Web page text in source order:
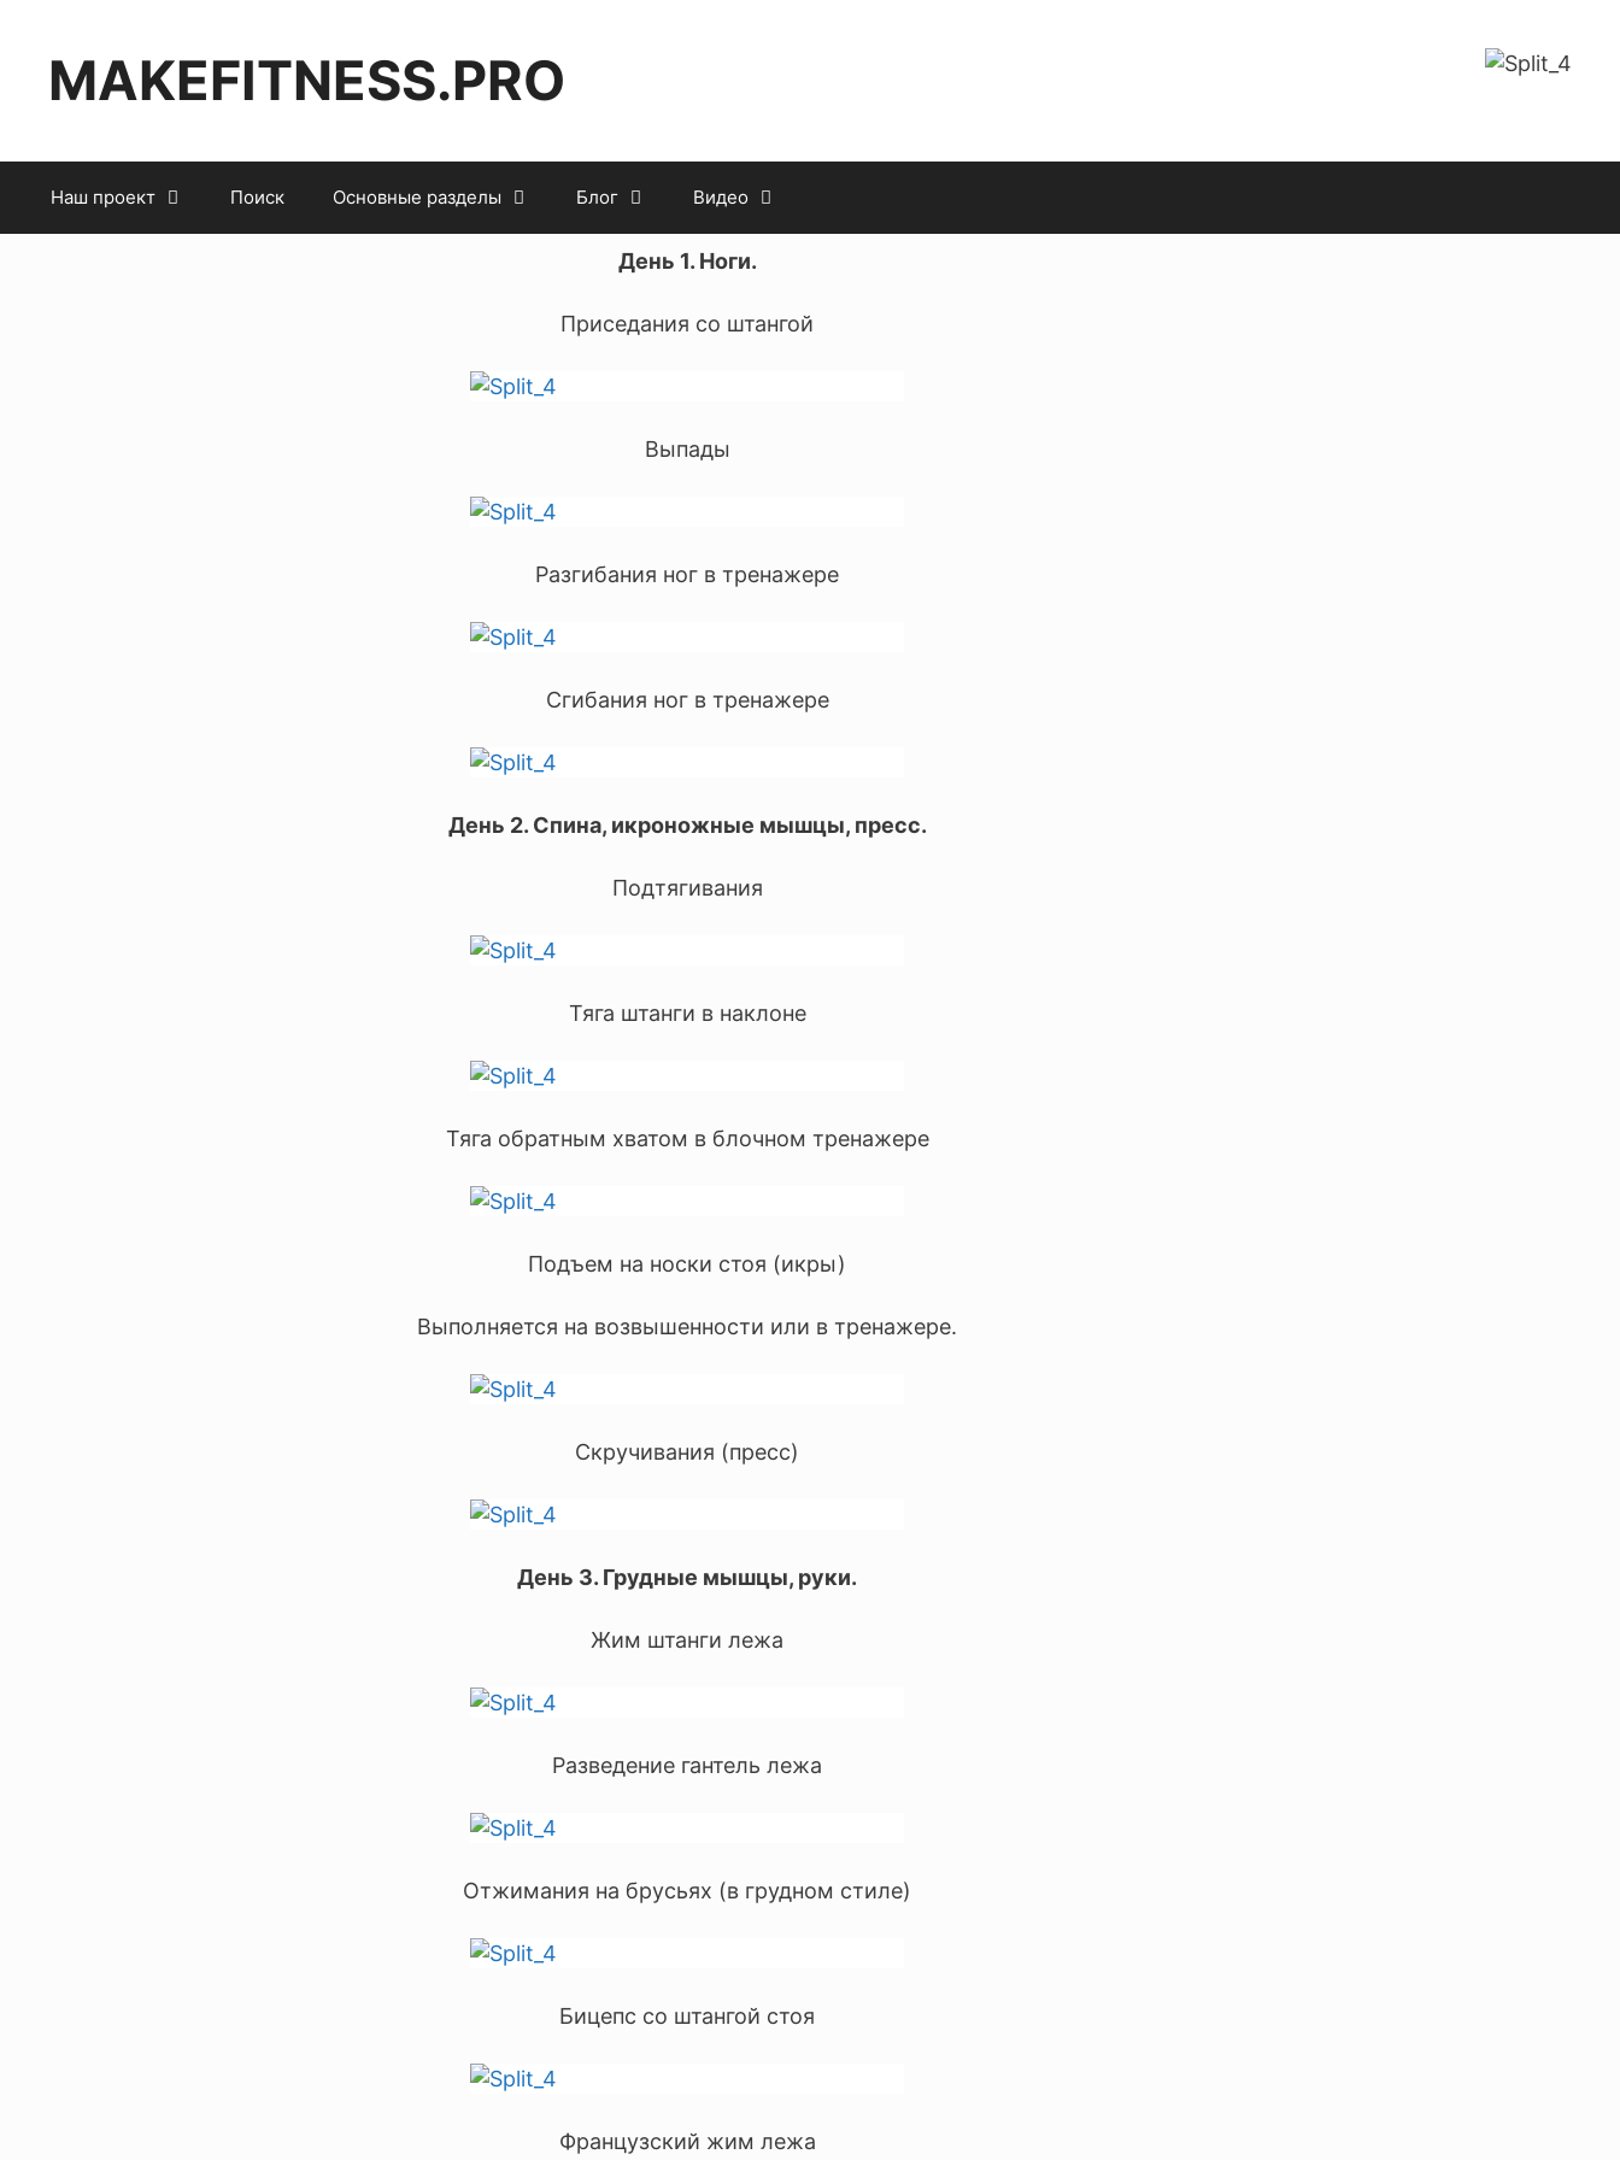
MAKEFITNESS.PRO
Наш проект Поиск Основные разделы Блог Видео
День 1. Ноги.
Приседания со штангой
Выпады
Разгибания ног в тренажере
Сгибания ног в тренажере
День 2. Спина, икроножные мышцы, пресс.
Подтягивания
Тяга штанги в наклоне
Тяга обратным хватом в блочном тренажере
Подъем на носки стоя (икры)
Выполняется на возвышенности или в тренажере.
Скручивания (пресс)
День 3. Грудные мышцы, руки.
Жим штанги лежа
Разведение гантель лежа
Отжимания на брусьях (в грудном стиле)
Бицепс со штангой стоя
Французский жим лежа